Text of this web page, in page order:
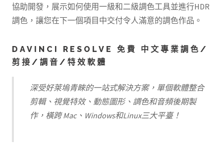
協助開發，展示如何使用一級和二級調色工具並進行HDR
調色，讓您在下一個項目中交付令人滿意的調色作品。
DAVINCI RESOLVE 免費 中文專業調色/
剪接/調音/特效軟體
深受好萊塢青睞的一站式解決方案，單個軟體整合
剪輯、視覺特效、動態圖形、調色和音頻後期製
作，橫跨 Mac、Windows和Linux三大平臺！